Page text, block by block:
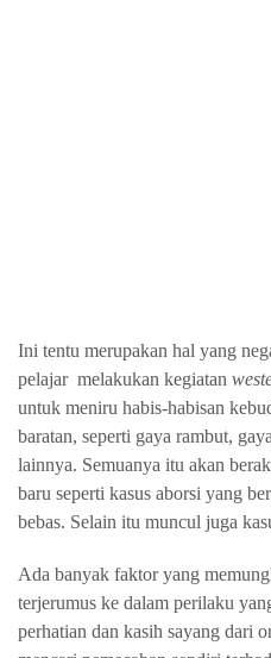
Ini tentu merupakan hal yang
pelajar melakukan kegiatan
untuk meniru habis-habisan
baratan, seperti gaya rambut,
lainnya. Semuanya itu akan
baru seperti kasus aborsi yang
bebas. Selain itu muncul juga
Ada banyak faktor yang
terjerumus ke dalam perilaku
perhatian dan kasih sayang dari